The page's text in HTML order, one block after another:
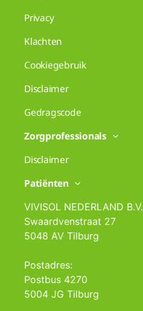
Privacy
Klachten
Cookiegebruik
Disclaimer
Gedragscode
Zorgprofessionals
Disclaimer
Patiënten
VIVISOL NEDERLAND B.V.
Swaardvenstraat 27
5048 AV Tilburg
Postadres:
Postbus 4270
5004 JG Tilburg